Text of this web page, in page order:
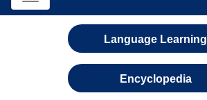
Language Learning
Encyclopedia